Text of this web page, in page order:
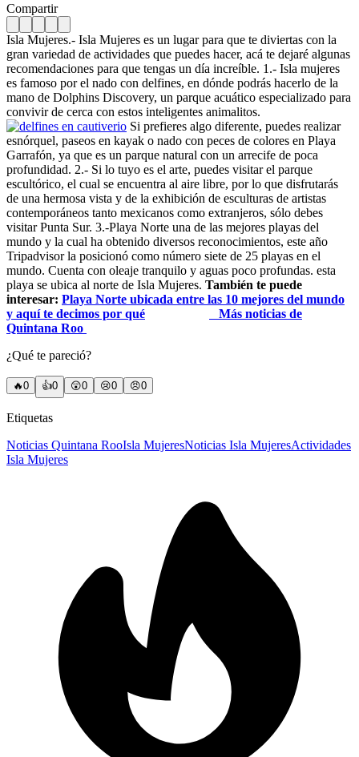
Compartir
Isla Mujeres.- Isla Mujeres es un lugar para que te diviertas con la
gran variedad de actividades que puedes hacer, acá te dejaré algunas
recomendaciones para que tengas un día increíble. 1.- Isla mujeres
es famoso por el nado con delfines, en dónde podrás hacerlo de la
mano de Dolphins Discovery, un parque acuático especializado para
convivir de cerca con estos inteligentes animalitos.
Si prefieres algo diferente, puedes realizar
esnórquel, paseos en kayak o nado con peces de colores en Playa
Garrafón, ya que es un parque natural con un arrecife de poca
profundidad. 2.- Si lo tuyo es el arte, puedes visitar el parque
escultórico, el cual se encuentra al aire libre, por lo que disfrutarás
de una hermosa vista y de la exhibición de esculturas de artistas
contemporáneos tanto mexicanos como extranjeros, sólo debes
visitar Punta Sur. 3.-Playa Norte una de las mejores playas del
mundo y la cual ha obtenido diversos reconocimientos, este año
Tripadvisor la posicionó como número siete de 25 playas en el
mundo. Cuenta con oleaje tranquilo y aguas poco profundas. esta
playa se ubica al norte de Isla Mujeres. También te puede
interesar: Playa Norte ubicada entre las 10 mejores del mundo
y aquí te decimos por qué
Más noticias de
Quintana Roo
¿Qué te pareció?
🔥0 👍0 😲0 😢0 😠0
Etiquetas
Noticias Quintana RooIsla MujeresNoticias Isla MujeresActividades
Isla Mujeres